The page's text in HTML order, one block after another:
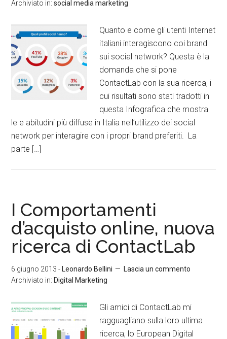
Archiviato in:social media marketing
Quanto e come gli utenti Internet
italiani interagiscono coi brand
sui social network? Questa è la
domanda che si pone
ContactLab con la sua ricerca, i
cui risultati sono stati tradotti in
questa Infografica che mostra
le e abitudini più diffuse in Italia nell’utilizzo dei social
network per interagire con i propri brand preferiti. La
parte […]
I Comportamenti
d’acquisto online, nuova
ricerca di ContactLab
6 giugno 2013 - Leonardo Bellini
Lascia un commento
Archiviato in: Digital Marketing
Gli amici di ContactLab mi
ragguagliano sulla loro ultima
ricerca, lo European Digital